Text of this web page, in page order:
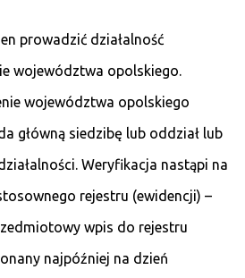
prowadzić działalność
województwa opolskiego.
województwa opolskiego
główną siedzibę lub oddział lub
Weryfikacja nastąpi na
rejestru (ewidencji) –
wpis do rejestru
najpóźniej na dzień